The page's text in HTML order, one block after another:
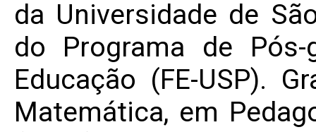
da Universidade de
do Programa de Pós-
Educação (FE-USP).
Matemática, em